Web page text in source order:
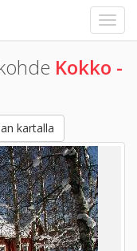
Kokko -
kartalla